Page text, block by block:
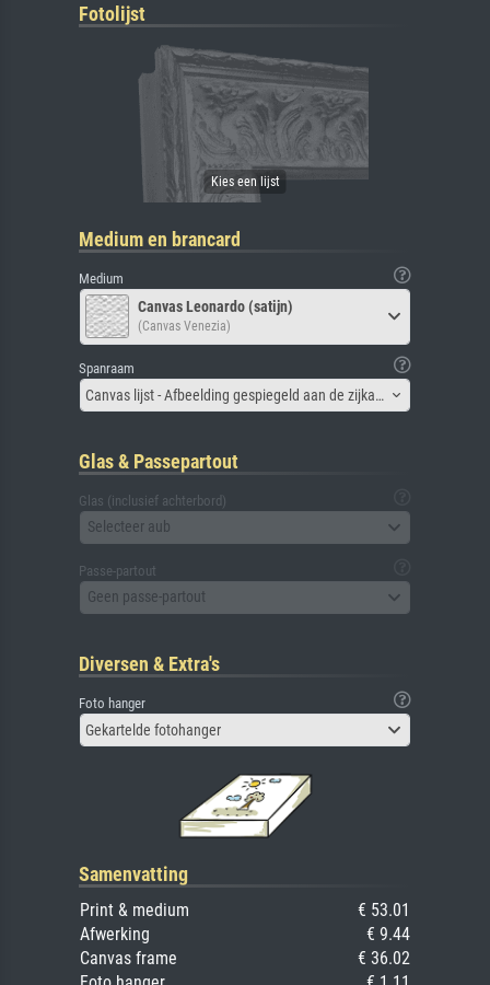
Fotolijst
Medium en brancard
Medium
Canvas Leonardo (satijn)
(Canvas Venezia)
Spanraam
Canvas lijst - Afbeelding gespiegeld aan de zijkant
Glas & Passepartout
Glas (inclusief achterbord)
Selecteer aub
Passe-partout
Geen passe-partout
Diversen & Extra's
Foto hanger
Gekartelde fotohanger
Samenvatting
Print & medium
€ 53.01
Afwerking
€ 9.44
Canvas frame
€ 36.02